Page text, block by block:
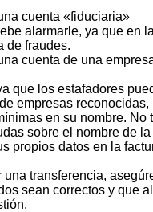
cuenta «fiduciaria»
alarmarle, ya que en
de fraudes.
cuenta de una
que los estafadores
empresas
en su nombre. No
sobre el nombre de la
propios datos en la
una transferencia,
sean correctos y que